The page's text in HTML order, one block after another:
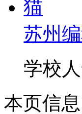
苏州
学校
本页信